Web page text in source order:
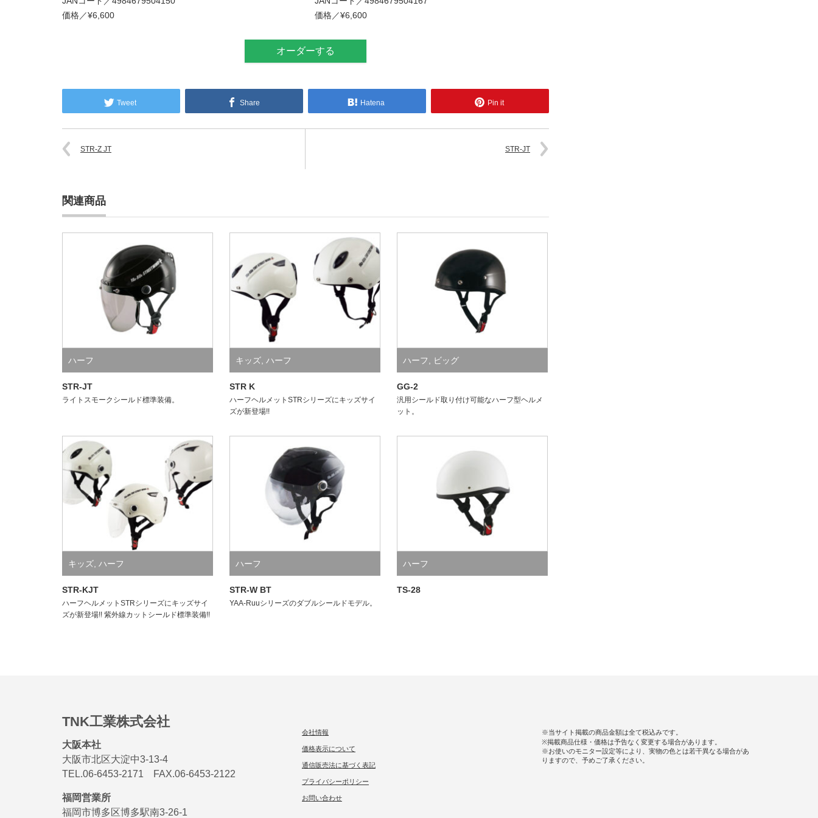
価格／¥6,600
価格／¥6,600
オーダーする
Tweet Share Hatena Pin it
STR-Z JT STR-JT
関連商品
ハーフ
STR-JT
ライトスモークシールド標準装備。
キッズ, ハーフ
STR K
ハーフヘルメットSTRシリーズにキッズサイ
ズが新登場!!
ハーフ, ビッグ
GG-2
汎用シールド取り付け可能なハーフ型ヘルメ
ット。
キッズ, ハーフ
STR-KJT
ハーフヘルメットSTRシリーズにキッズサイ
ズが新登場!! 紫外線カットシールド標準装備!!
ハーフ
STR-W BT
YAA-Ruuシリーズのダブルシールドモデル。
ハーフ
TS-28
TNK工業株式会社
大阪本社
大阪市北区大淀中3-13-4
TEL.06-6453-2171 FAX.06-6453-2122
福岡営業所
福岡市博多区博多駅南3-26-1
会社情報
価格表示について
通信販売法に基づく表記
プライバシーポリシー
お問い合わせ
※当サイト掲載の商品金額は全て税込みです。
※掲載商品仕様・価格は予告なく変更する場合があります。
※お使いのモニター設定等により、実物の色とは若干異なる場合があ
りますので、予めご了承ください。